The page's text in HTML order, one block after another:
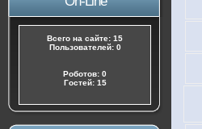
Всего на сайте: 15
Пользователей: 0
Роботов: 0
Гостей: 15